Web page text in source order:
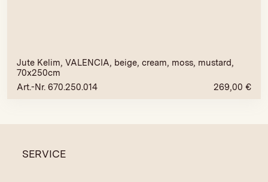
Jute Kelim, VALENCIA, beige, cream, moss, mustard,
70x250cm
Art.-Nr. 670.250.014
269,00 €
SERVICE